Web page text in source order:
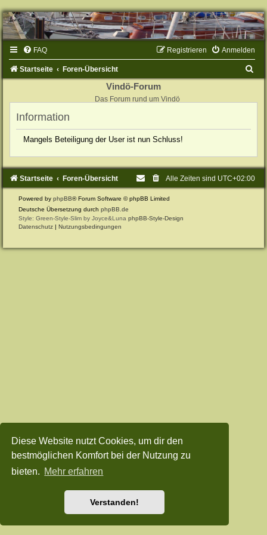
Diese Website nutzt Cookies, um dir den
bestmöglichen Komfort bei der Nutzung zu
bieten. Mehr erfahren
Verstanden!
FAQ Anmelden
Registrieren
Startseite Foren-Übersicht
Vindö-Forum
Das Forum rund um Vindö
Information
Mangels Beteiligung der User ist nun Schluss!
Startseite Foren-Übersicht Alle Zeiten sind UTC+02:00
Powered by phpBB® Forum Software © phpBB Limited
Deutsche Übersetzung durch phpBB.de
Style: Green-Style-Slim by Joyce&Luna phpBB-Style-Design
Datenschutz | Nutzungsbedingungen